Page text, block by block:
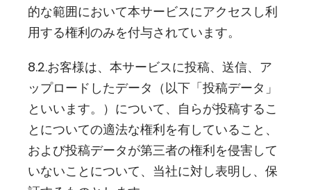
的な範囲において本サービスにアクセスし利
用する権利のみを付与されています。
8.2.お客様は、本サービスに投稿、送信、ア
ップロードしたデータ（以下「投稿データ」
といいます。）について、自らが投稿するこ
とについての適法な権利を有していること、
および投稿データが第三者の権利を侵害して
いないことについて、当社に対し表明し、保